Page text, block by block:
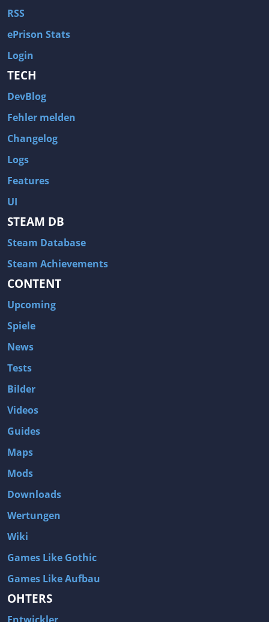
RSS
ePrison Stats
Login
TECH
DevBlog
Fehler melden
Changelog
Logs
Features
UI
STEAM DB
Steam Database
Steam Achievements
CONTENT
Upcoming
Spiele
News
Tests
Bilder
Videos
Guides
Maps
Mods
Downloads
Wertungen
Wiki
Games Like Gothic
Games Like Aufbau
OHTERS